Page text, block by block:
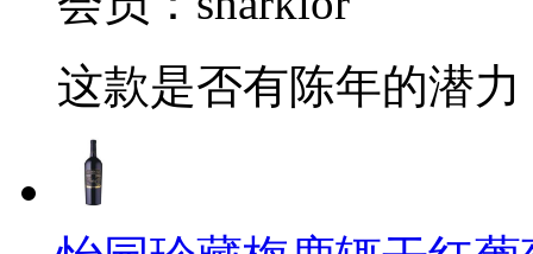
这款是否有陈年的潜力